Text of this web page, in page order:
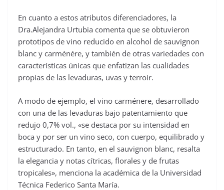
En cuanto a estos atributos diferenciadores, la
Dra.Alejandra Urtubia comenta que se obtuvieron
prototipos de vino reducido en alcohol de sauvignon
blanc y carménére, y también de otras variedades con
características únicas que enfatizan las cualidades
propias de las levaduras, uvas y terroir.
A modo de ejemplo, el vino carménere, desarrollado
con una de las levaduras bajo patentamiento que
redujo 0,7% vol., «se destaca por su intensidad en
boca y por ser un vino seco, con cuerpo, equilibrado y
estructurado. En tanto, en el sauvignon blanc, resalta
la elegancia y notas cítricas, florales y de frutas
tropicales», menciona la académica de la Universidad
Técnica Federico Santa María.